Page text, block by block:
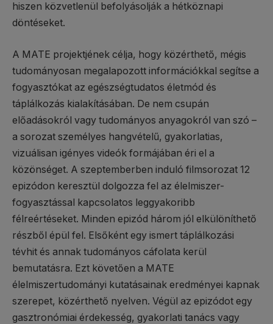
hiszen közvetlenül befolyásolják a hétköznapi
döntéseket.
A MATE projektjének célja, hogy közérthető, mégis
tudományosan megalapozott információkkal segítse a
fogyasztókat az egészségtudatos életmód és
táplálkozás kialakításában. De nem csupán
előadásokról vagy tudományos anyagokról van szó –
a sorozat személyes hangvételű, gyakorlatias,
vizuálisan igényes videók formájában éri el a
közönséget. A szeptemberben induló filmsorozat 12
epizódon keresztül dolgozza fel az élelmiszer-
fogyasztással kapcsolatos leggyakoribb
félreértéseket. Minden epizód három jól elkülöníthető
részből épül fel. Elsőként egy ismert táplálkozási
tévhit és annak tudományos cáfolata kerül
bemutatásra. Ezt követően a MATE
élelmiszertudományi kutatásainak eredményei kapnak
szerepet, közérthető nyelven. Végül az epizódot egy
gasztronómiai érdekesség, gyakorlati tanács vagy